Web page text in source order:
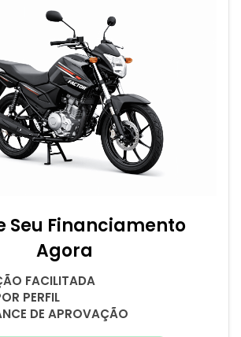
Seu Financiamento
Agora
FACILITADA
PERFIL
DE APROVAÇÃO